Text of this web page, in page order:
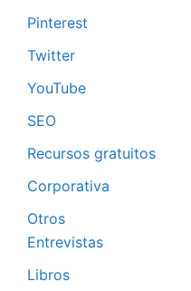
Pinterest
Twitter
YouTube
SEO
Recursos gratuitos
Corporativa
Otros
Entrevistas
Libros